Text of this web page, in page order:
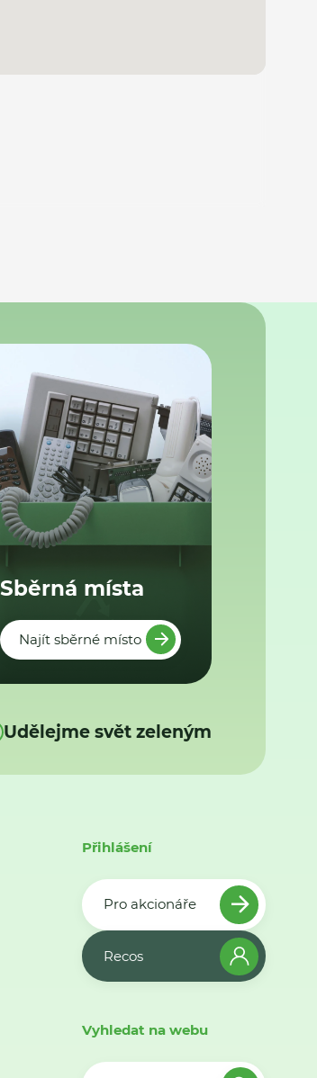
Sběrná místa
Najít sběrné místo
Udělejme svět zeleným
Přihlášení
Pro akcionáře
Recos
Vyhledat na webu